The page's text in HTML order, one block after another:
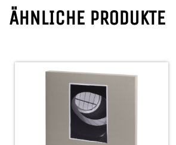
ÄHNLICHE PRODUKTE